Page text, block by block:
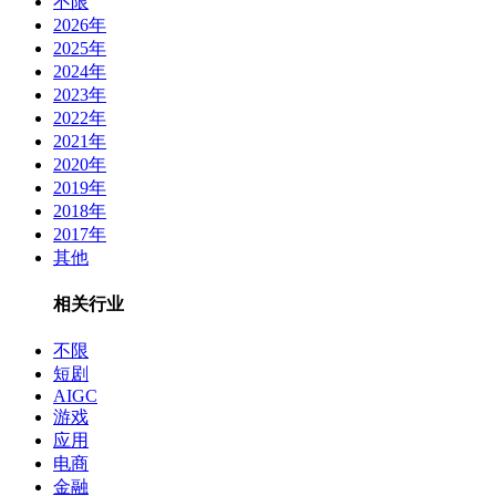
2026年
2025年
2024年
2023年
2022年
2021年
2020年
2019年
2018年
2017年
其他
相关行业
不限
短剧
AIGC
游戏
应用
电商
金融